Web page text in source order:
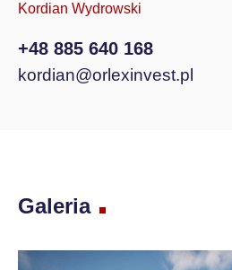
Kordian Wydrowski
+48 885 640 168
kordian@orlexinvest.pl
Galeria